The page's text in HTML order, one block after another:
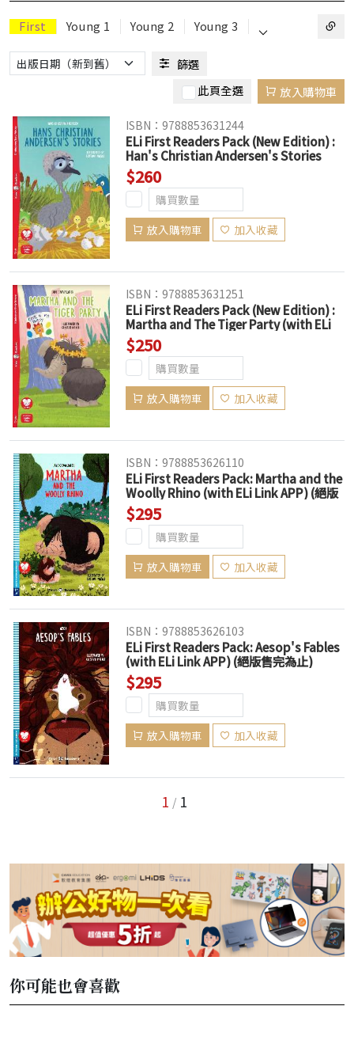
First Young 1 Young 2 Young 3 ⌵
篩選
此頁全選
放入購物車
ISBN：9788853631244
ELi First Readers Pack (New Edition) :
Han's Christian Andersen's Stories
(with ELi Link APP)
$260
放入購物車 加入收藏
ISBN：9788853631251
ELi First Readers Pack (New Edition) :
Martha and The Tiger Party (with ELi
Link APP)
$250
放入購物車 加入收藏
ISBN：9788853626110
ELi First Readers Pack: Martha and the
Woolly Rhino (with ELi Link APP) (絕版
售完為止)
$295
放入購物車 加入收藏
ISBN：9788853626103
ELi First Readers Pack: Aesop's Fables
(with ELi Link APP) (絕版售完為止)
$295
放入購物車 加入收藏
1 / 1
你可能也會喜歡